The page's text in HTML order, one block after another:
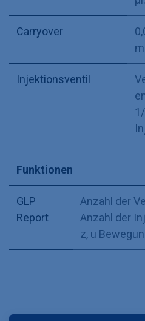
Carryover
Injektionsventil
Funktionen
GLP
Report
Anzahl der
Anzahl der
z, u